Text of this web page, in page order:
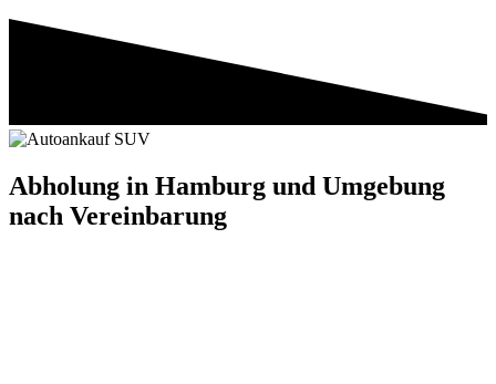
Abholung in Hamburg und Umgebung
nach Vereinbarung